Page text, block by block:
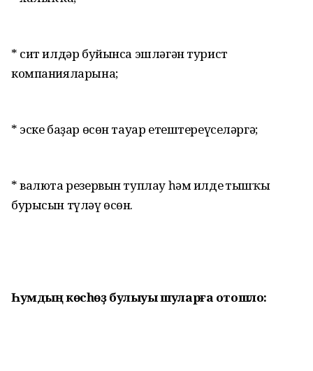
* сит илдәр буйынса эшләгән турист
компанияларына;
* эске баҙар өсөн тауар етештереү­селәргә;
* валюта резервын туплау һәм илдең тышҡы
бурысын түләү өсөн.
Һумдың көсһөҙ булыуы шуларға отошло: